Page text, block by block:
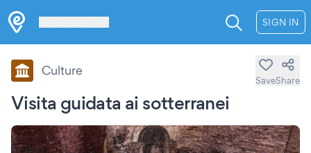
SIGN IN
Visita guidata ai sotterranei
Culture
SaveShare